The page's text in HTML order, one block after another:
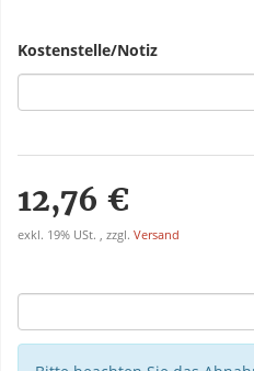
Kostenstelle/Notiz
12,76 €
exkl. 19% USt. , zzgl. Versand